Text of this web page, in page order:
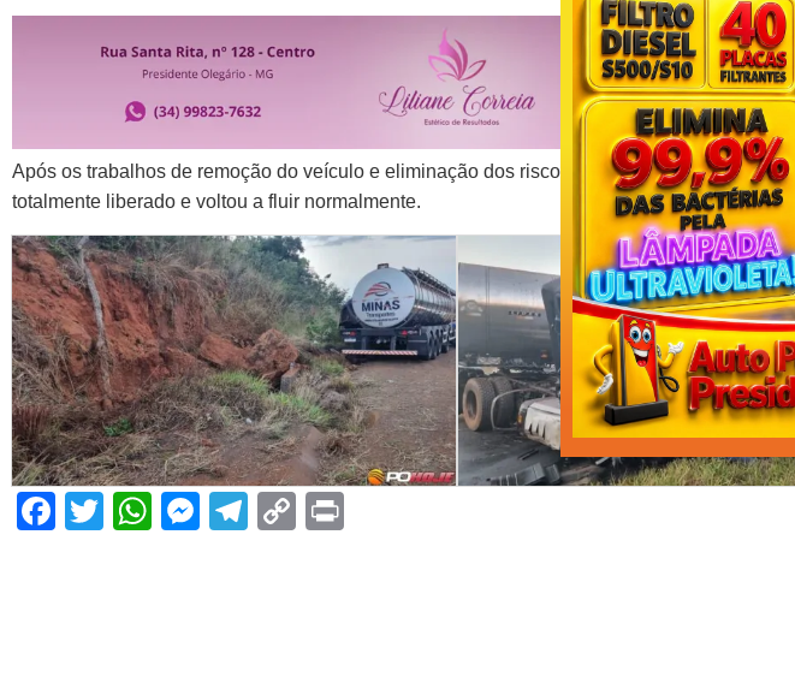
Após os trabalhos de remoção do veículo e eliminação dos riscos à segurança viária, o
totalmente liberado e voltou a fluir normalmente.
Facebook
Twitter
WhatsApp
Messenger
Telegram
Copy